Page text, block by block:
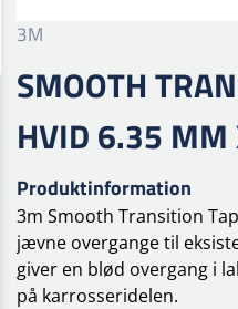
3M
SMOOTH
HVID 6.35
Produktinformation
3m Smooth Transition
jævne overgange til
giver en blød overgang i
på karrosseridelen.